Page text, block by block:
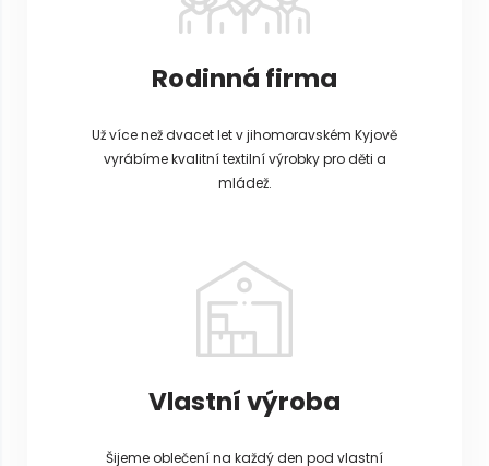
Rodinná firma
Už více než dvacet let v jihomoravském Kyjově
vyrábíme kvalitní textilní výrobky pro děti a
mládež.
Vlastní výroba
Šijeme oblečení na každý den pod vlastní